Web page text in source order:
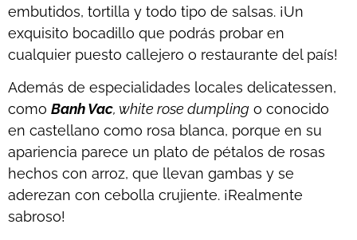
embutidos, tortilla y todo tipo de salsas. ¡Un
exquisito bocadillo que podrás probar en
cualquier puesto callejero o restaurante del país!
Además de especialidades locales delicatessen,
como Banh Vac, white rose dumpling o conocido
en castellano como rosa blanca, porque en su
apariencia parece un plato de pétalos de rosas
hechos con arroz, que llevan gambas y se
aderezan con cebolla crujiente. ¡Realmente
sabroso!